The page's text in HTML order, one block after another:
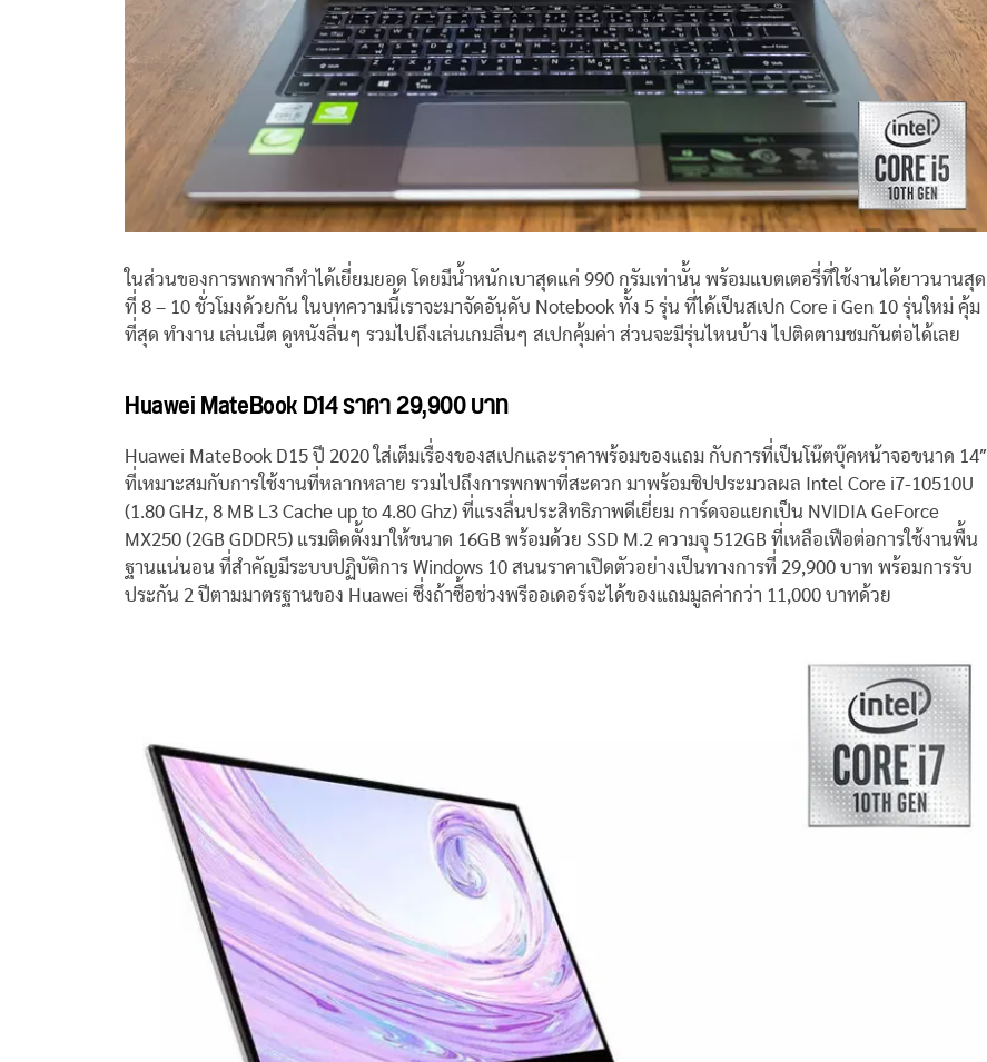
ในส่วนของการพกพาก็ทำได้เยี่ยมยอด โดยมีน้ำหนักเบาสุดแค่ 990 กรัมเท่านั้น พร้อมแบตเตอรี่ที่ใช้งานได้ยาวนานสุด
ที่ 8 – 10 ชั่วโมงด้วยกัน ในบทความนี้เราจะมาจัดอันดับ Notebook ทั้ง 5 รุ่น ที่ได้เป็นสเปก Core i Gen 10 รุ่นใหม่ คุ้ม
ที่สุด ทำงาน เล่นเน็ต ดูหนังลื่นๆ รวมไปถึงเล่นเกมลื่นๆ สเปกคุ้มค่า ส่วนจะมีรุ่นไหนบ้าง ไปติดตามชมกันต่อได้เลย
Huawei MateBook D14 ราคา 29,900 บาท
Huawei MateBook D15 ปี 2020 ใส่เต็มเรื่องของสเปกและราคาพร้อมของแถม กับการที่เป็นโน๊ตบุ๊คหน้าจอขนาด 14″
ที่เหมาะสมกับการใช้งานที่หลากหลาย รวมไปถึงการพกพาที่สะดวก มาพร้อมชิปประมวลผล Intel Core i7-10510U
(1.80 GHz, 8 MB L3 Cache up to 4.80 Ghz) ที่แรงลื่นประสิทธิภาพดีเยี่ยม การ์ดจอแยกเป็น NVIDIA GeForce
MX250 (2GB GDDR5) แรมติดตั้งมาให้ขนาด 16GB พร้อมด้วย SSD M.2 ความจุ 512GB ที่เหลือเฟือต่อการใช้งานพื้น
ฐานแน่นอน ที่สำคัญมีระบบปฏิบัติการ Windows 10 สนนราคาเปิดตัวอย่างเป็นทางการที่ 29,900 บาท พร้อมการรับ
ประกัน 2 ปีตามมาตรฐานของ Huawei ซึ่งถ้าซื้อช่วงพรีออเดอร์จะได้ของแถมมูลค่ากว่า 11,000 บาทด้วย